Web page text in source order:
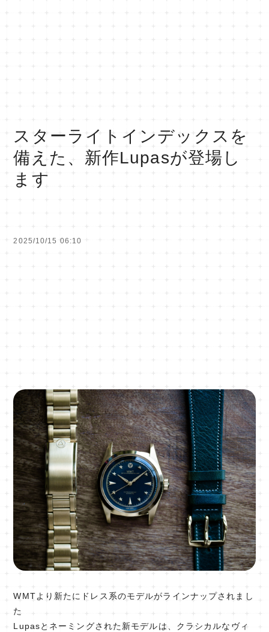
スターライトインデックスを
備えた、新作Lupasが登場し
ます
2025/10/15 06:10
WMTより新たにドレス系のモデルがラインナップされまし
た
Lupasとネーミングされた新モデルは、クラシカルなヴィ